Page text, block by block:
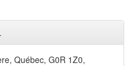
Québec, G0R 1Z0,